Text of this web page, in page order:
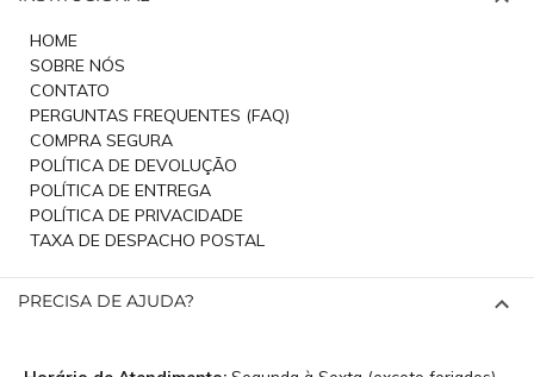
HOME
SOBRE NÓS
CONTATO
PERGUNTAS FREQUENTES (FAQ)
COMPRA SEGURA
POLÍTICA DE DEVOLUÇÃO
POLÍTICA DE ENTREGA
POLÍTICA DE PRIVACIDADE
TAXA DE DESPACHO POSTAL
PRECISA DE AJUDA?